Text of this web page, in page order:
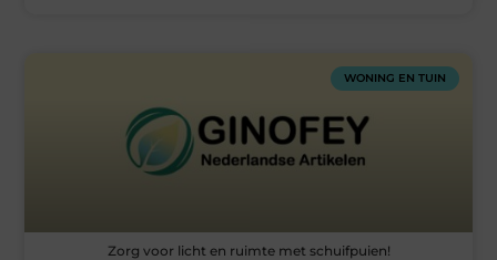
WONING EN TUIN
Zorg voor licht en ruimte met schuifpuien!